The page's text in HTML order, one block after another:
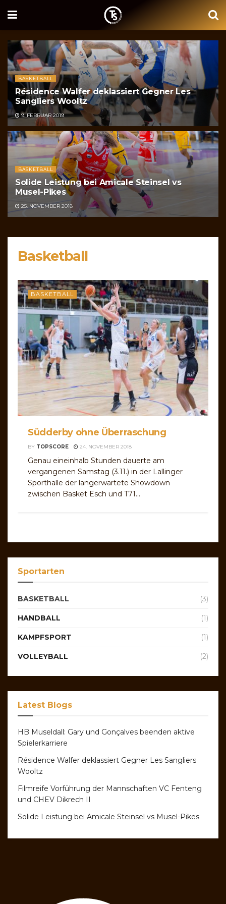
BASKETBALL
Résidence Walfer deklassiert Gegner Les
Sangliers Wooltz
9. FEBRUAR 2019
BASKETBALL
Solide Leistung bei Amicale Steinsel vs
Musel-Pikes
25. NOVEMBER 2018
Basketball
BASKETBALL
Südderby ohne Überraschung
BY TOPSCORE 24. NOVEMBER 2018
Genau eineinhalb Stunden dauerte am
vergangenen Samstag (3.11.) in der Lallinger
Sporthalle der langerwartete Showdown
zwischen Basket Esch und T71...
Sportarten
BASKETBALL (3)
HANDBALL (1)
KAMPFSPORT (1)
VOLLEYBALL (2)
Latest Blogs
HB Museldall: Gary und Gonçalves beenden aktive
Spielerkarriere
Résidence Walfer deklassiert Gegner Les Sangliers
Wooltz
Filmreife Vorführung der Mannschaften VC Fenteng
und CHEV Dikrech II
Solide Leistung bei Amicale Steinsel vs Musel-Pikes